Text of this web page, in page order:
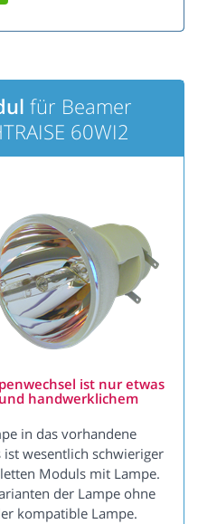
für Beamer
60WI2
ist nur etwas
handwerklichem
in das vorhandene
wesentlich schwieriger
Moduls mit Lampe.
der Lampe ohne
kompatible Lampe.